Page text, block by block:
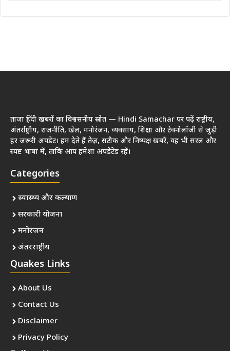
ताज़ा हिंदी खबरों का विश्वसनीय स्रोत — Hindi Samachar पर पढ़ें राष्ट्रीय,
अंतर्राष्ट्रीय, राजनीति, खेल, मनोरंजन, व्यवसाय, शिक्षा और टेक्नोलॉजी से जुड़ी
हर जरूरी अपडेट। हम देते हैं तेज़, सटीक और निष्पक्ष खबरें, वह भी सरल और
स्पष्ट भाषा में, ताकि आप हमेशा अपडेटेड रहें।
Categories
स्वास्थ्य और कल्याण
सरकारी योजना
मनोरंजन
अंतरराष्ट्रीय
Quakes Links
About Us
Contact Us
Disclaimer
Privacy Policy